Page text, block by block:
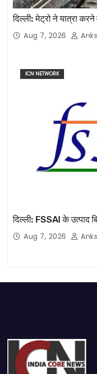
दिल्ली: मेट्रो ने यात्रा
Aug 7, 2026
ICN NETWORK
दिल्ली: FSSAI के उत्पाद
Aug 7, 2026